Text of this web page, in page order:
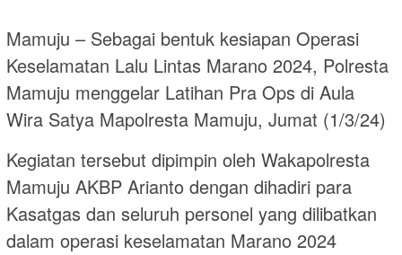
Mamuju – Sebagai bentuk kesiapan Operasi
Keselamatan Lalu Lintas Marano 2024, Polresta
Mamuju menggelar Latihan Pra Ops di Aula
Wira Satya Mapolresta Mamuju, Jumat (1/3/24)
Kegiatan tersebut dipimpin oleh Wakapolresta
Mamuju AKBP Arianto dengan dihadiri para
Kasatgas dan seluruh personel yang dilibatkan
dalam operasi keselamatan Marano 2024